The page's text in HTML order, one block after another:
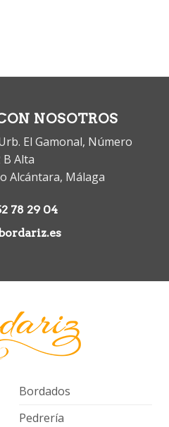
NOSOTROS
El Gamonal, Número
B Alta
Alcántara, Málaga
78 29 04
Bordados
Pedrería